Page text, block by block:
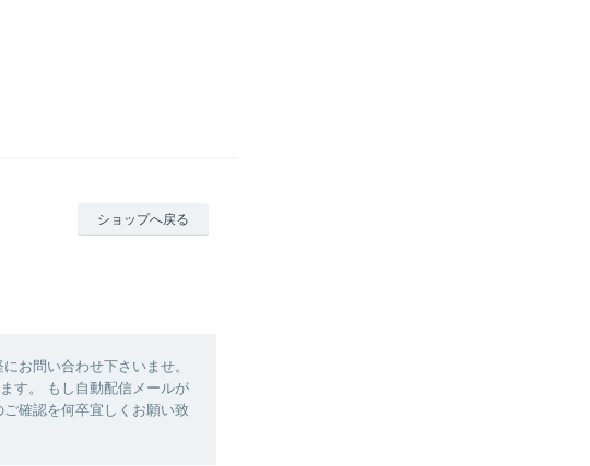
ショップへ戻る
お問い合わせ下さいませ。
す。 もし自動配信メールが
確認を何卒宜しくお願い致